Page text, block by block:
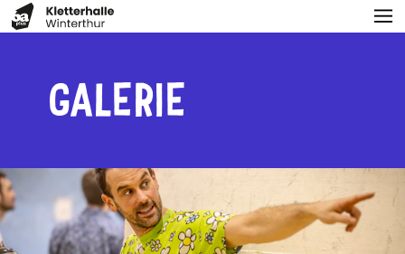
GALERIE